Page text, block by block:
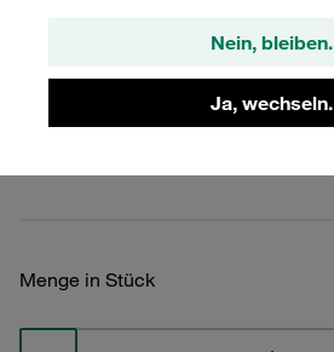
Nein, bleiben.
Ja, wechseln.
SP-108a-PA-H-IS-M-W10
STAUFF Materialnr. 1110000660
Menge in Stück